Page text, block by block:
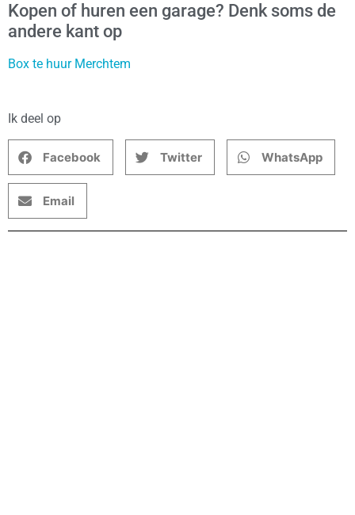
Kopen of huren een garage? Denk soms de
andere kant op
Box te huur Merchtem
Ik deel op
Facebook Twitter WhatsApp
Email